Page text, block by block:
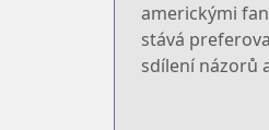
americkými
stává
sdílení názorů